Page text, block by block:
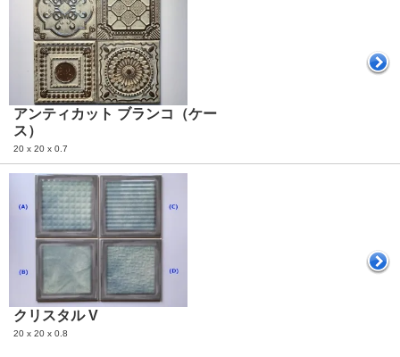
アンティカット ブランコ（ケー
ス）
20 x 20 x 0.7
クリスタル V
20 x 20 x 0.8